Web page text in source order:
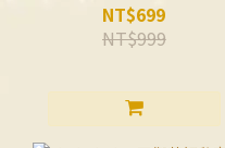
NT$699
NT$999